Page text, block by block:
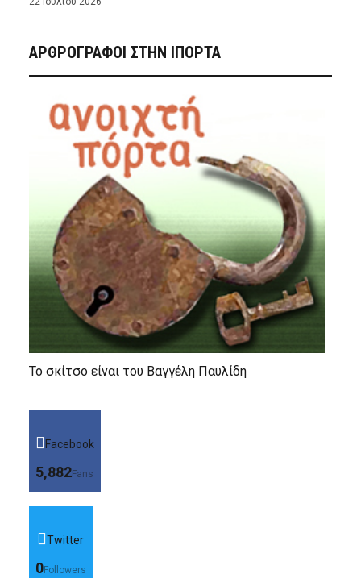
ΑΡΘΡΟΓΡΑΦΟΙ ΣΤΗΝ IΠΟΡΤΑ
Το σκίτσο είναι του Βαγγέλη Παυλίδη
Facebook
5,882Fans
Twitter
0Followers